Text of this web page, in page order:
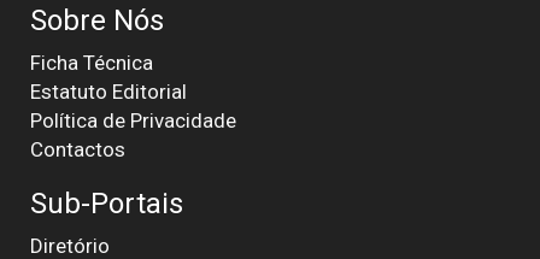
Sobre Nós
Ficha Técnica
Estatuto Editorial
Política de Privacidade
Contactos
Sub-Portais
Diretório